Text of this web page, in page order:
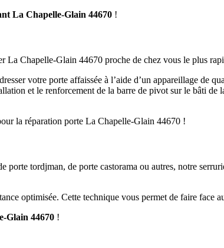
La Chapelle-Glain 44670 !
La Chapelle-Glain 44670 proche de chez vous le plus
votre porte affaissée à l’aide d’un appareillage de
et le renforcement de la barre de pivot sur le bâti
la réparation porte La Chapelle-Glain 44670 !
porte tordjman, de porte castorama ou autres, notre
optimisée. Cette technique vous permet de faire face
Glain 44670 !